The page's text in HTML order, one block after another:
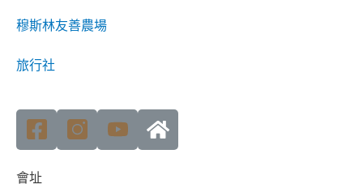
穆斯林友善農場
旅行社
會址